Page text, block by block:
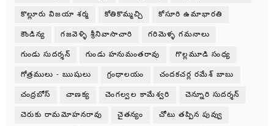
కొల్లూరు విజయా శర్మ కోతికొమ్మచ్చి కోసూరి ఉమాభారతి
కౌండిన్య గజవెళ్ళి శ్రీనివాసాచారి గరిమెళ్ళ గమనాలు
గుండు సుదర్శన్ గుండు హనుమంతరావు గొల్లమూడి సంధ్య
గోత్రములు - ఋషులు గ్రంధాలయం చందకచర్ల రమేశ్ బాబు
చంద్రబోస్ చాణక్య చెంగల్వల కామేశ్వరి చెన్నూరి సుదర్శన్
చెరుకు రామమోహనరావు చైతన్యం చోటు తప్పిన పువ్వు